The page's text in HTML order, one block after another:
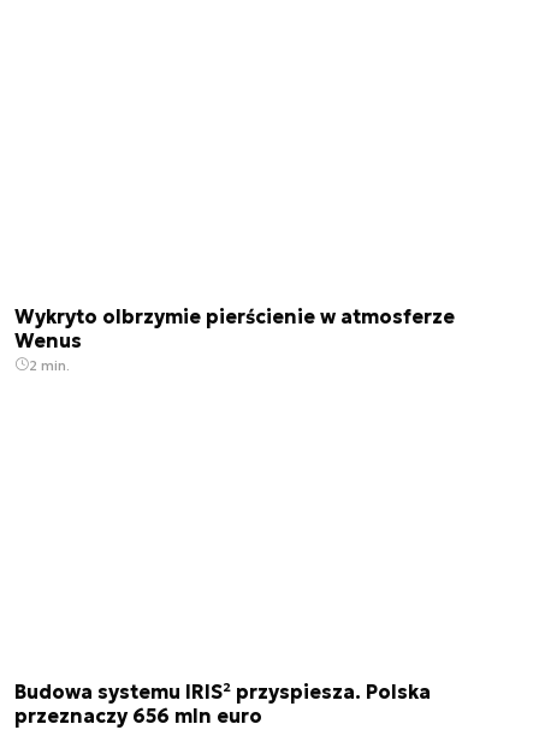
Wykryto olbrzymie pierścienie w atmosferze
Wenus
2 min.
Budowa systemu IRIS² przyspiesza. Polska
przeznaczy 656 mln euro